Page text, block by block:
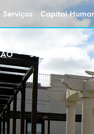
Capital
SOBRE A UTEC